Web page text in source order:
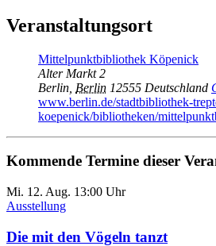
Veranstaltungsort
Mittelpunktbibliothek Köpenick
Alter Markt 2
Berlin Berlin 12555 Deutschland
www.berlin.de/stadtbibliothek-
koepenick/bibliotheken/
Kommende Termine dieser
Mi. 12. Aug. 13:00 Uhr
Ausstellung
Die mit den Vögeln tanzt